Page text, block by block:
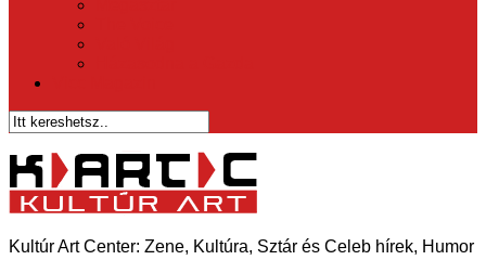
Kultúr Art Center: Zene, Kultúra, Sztár és Celeb hírek, Humor